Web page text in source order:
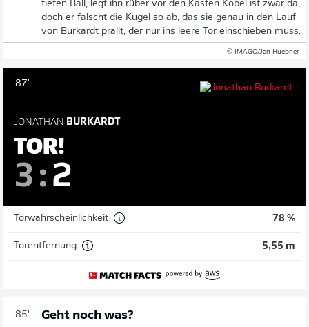
tiefen Ball, legt ihn rüber vor den Kasten Kobel ist zwar da,
doch er fälscht die Kugel so ab, das sie genau in den Lauf
von Burkardt prallt, der nur ins leere Tor einschieben muss.
© IMAGO/Jan Huebner
87'
JONATHAN BURKARDT
TOR!
3 : 2
Torwahrscheinlichkeit 78 %
Torentfernung 5,55 m
85' Geht noch was?